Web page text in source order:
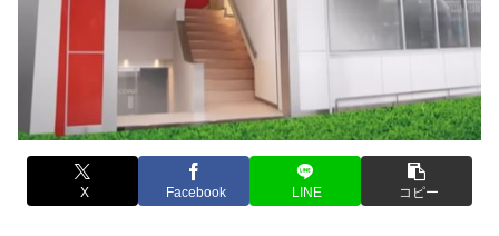
X Facebook LINE コピー